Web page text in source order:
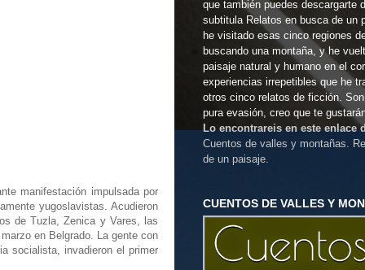
manifestación impulsada por
yugoslavistas. Acudieron
de Tuzla, Zenica y Vares, las
en Belgrado. La gente con
socialista, invadieron el primer
que también puedes descargarte
subtitula Relatos en busca de un
he visitado esas cinco regiones
buscando una montaña, y he
paisaje natural y humano en el
experiencias irrepetibles que he
otros cinco relatos de ficción.
pura evasión, creo que te
Lo encontrareis en este enlace
Cuentos de valles y montañas.
de un paisaje.
CUENTOS DE VALLES Y